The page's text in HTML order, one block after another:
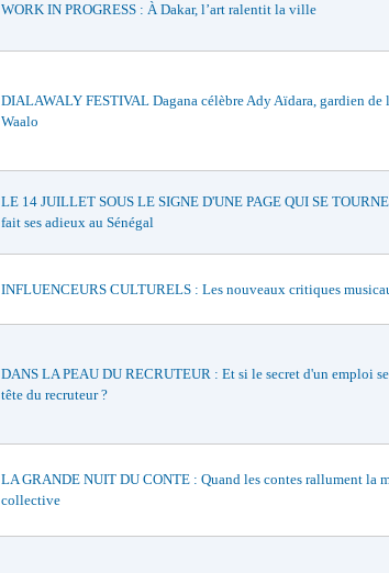
WORK IN PROGRESS : À Dakar, l’art ralentit la ville
DIALAWALY FESTIVAL Dagana célèbre Ady Aïdara, gardien de
Waalo
LE 14 JUILLET SOUS LE SIGNE D'UNE PAGE QUI SE
fait ses adieux au Sénégal
INFLUENCEURS CULTURELS : Les nouveaux critiques
DANS LA PEAU DU RECRUTEUR : Et si le secret d'un emploi
tête du recruteur ?
LA GRANDE NUIT DU CONTE : Quand les contes rallument la
collective